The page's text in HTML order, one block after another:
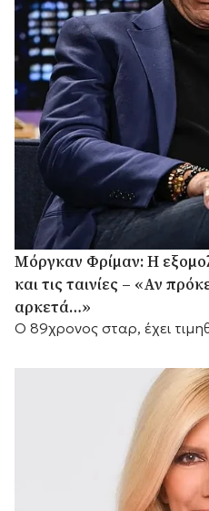
Μόργκαν Φρίμαν: Η
και τις ταινίες – «Αν
αρκετά…»
Ο 89χρονος σταρ, έχει